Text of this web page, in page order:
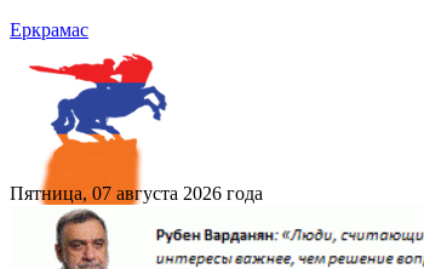
Еркрамас
Пятница, 07 августа 2026 года